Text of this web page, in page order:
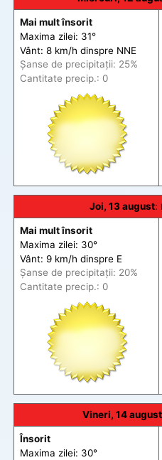
Mai mult însorit
Maxima zilei: 31°
Vânt: 8 km/h dinspre NNE
Șanse de precipitații: 25%
Cantitate precip.: 0
Joi, 13 august:
Mai mult însorit
Maxima zilei: 30°
Vânt: 9 km/h dinspre E
Șanse de precipitații: 20%
Cantitate precip.: 0
Vineri, 14 august
Însorit
Maxima zilei: 30°